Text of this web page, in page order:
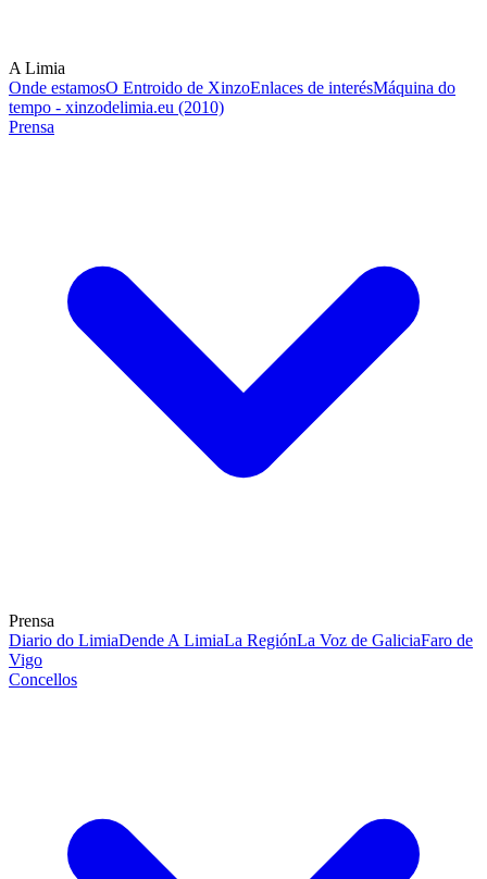
A Limia
Onde estamosO Entroido de XinzoEnlaces de interésMáquina do
tempo - xinzodelimia.eu (2010)
Prensa
Prensa
Diario do LimiaDende A LimiaLa RegiónLa Voz de GaliciaFaro de
Vigo
Concellos